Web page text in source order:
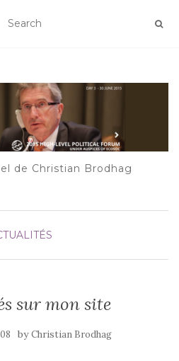
NAVIGATION
de Christian Brodhag
sur mon site
byChristian Brodhag